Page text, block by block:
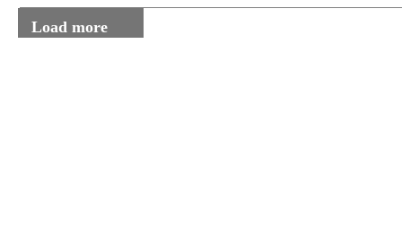
Load more